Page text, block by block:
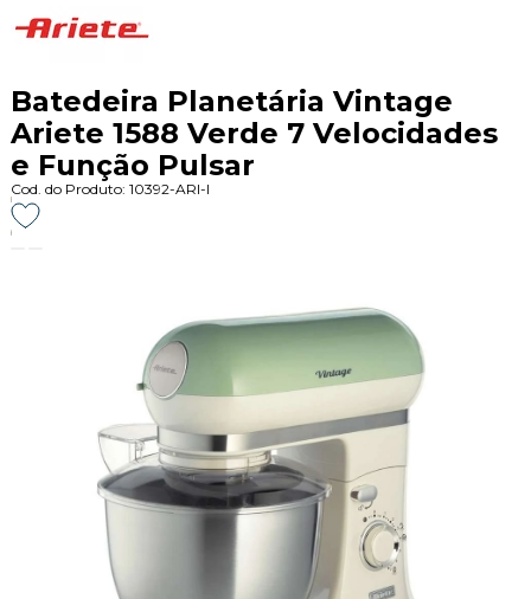
Batedeira Planetária Vintage
Ariete 1588 Verde 7 Velocidades
e Função Pulsar
Cod. do Produto: 10392-ARI-I